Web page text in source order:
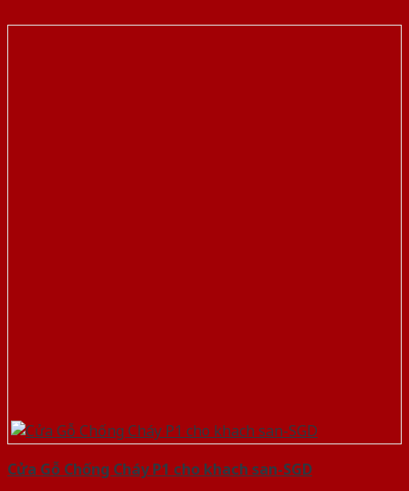
Cửa Gỗ Chống Cháy P1 cho khach san-SGD